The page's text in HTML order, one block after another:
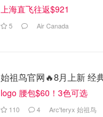
上海直飞往返$921
5 Air Canada
始祖鸟官网🔥8月上新 经
logo 腰包$60！3色可选
110 4 Arc'teryx 始祖鸟